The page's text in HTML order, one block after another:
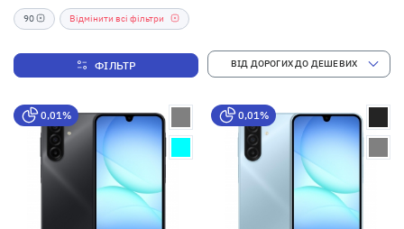
0,01% 0,01%
90 Відмінити всі фільтри
ФІЛЬТР